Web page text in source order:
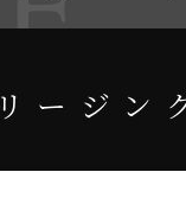
ージン